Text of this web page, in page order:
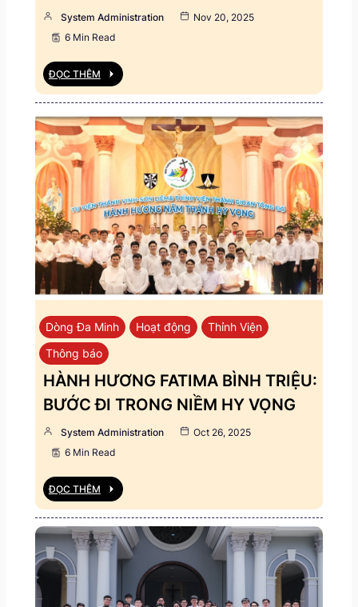
System Administration
Nov 20, 2025
6 Min Read
ĐỌC THÊM
Dòng Đa Minh Hoạt động
Thỉnh Viện
Thông báo
HÀNH HƯƠNG FATIMA BÌNH TRIỆU:
BƯỚC ĐI TRONG NIỀM HY VỌNG
System Administration
Oct 26, 2025
6 Min Read
ĐỌC THÊM